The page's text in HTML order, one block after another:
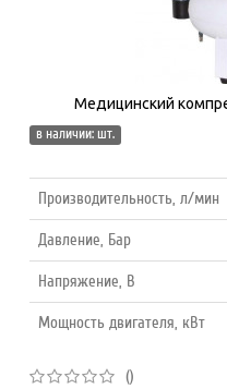
Медицинский
в наличии: шт.
Производительность, л/мин
Давление, Бар
Напряжение, В
Мощность двигателя, кВт
()